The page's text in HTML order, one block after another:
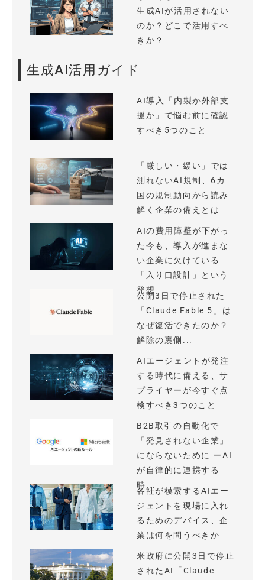
生成AIが活用されない
のか？どこで活用すべ
きか？
生成AI活用ガイド
AI導入「内製か外部支
援か」で悩む前に確認
すべき5つのこと
「厳しい・緩い」では
測れないAI規制、6カ
国の規制動向から読み
解く企業の備えとは
AIの費用障壁が下がっ
た今も、導入が進まな
い企業に欠けている
「入り口設計」という
発想
公開3日で停止された
「Claude Fable 5」は
なぜ復活できたのか？
解除の裏側...
AIエージェントが発注
する時代に備える、サ
プライヤーが今すぐ点
検すべき3つのこと
B2B取引の自動化で
「発見されない企業」
にならないために ーAI
が自律的に連携する
時...
各社が模索するAIエー
ジェントを現場に入れ
るためのデバイス、企
業は何を問うべきか
米政府に公開3日で停止
されたAI「Claude